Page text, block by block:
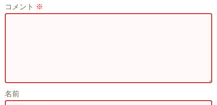
コメント ※
名前